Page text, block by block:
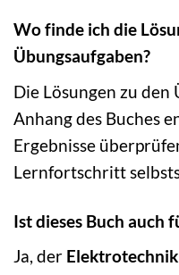
Wo finde ich die
Übungsaufgaben?
Die Lösungen zu den
Anhang des Buches
Ergebnisse
Lernfortschritt
Ist dieses Buch auch
Ja, der